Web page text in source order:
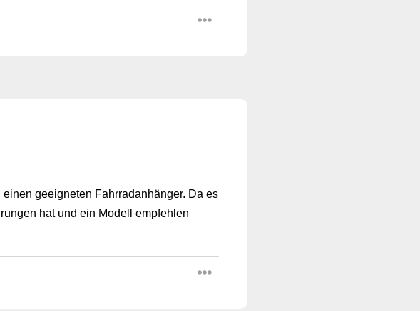
geeigneten Fahrradanhänger. Da es
hat und ein Modell empfehlen